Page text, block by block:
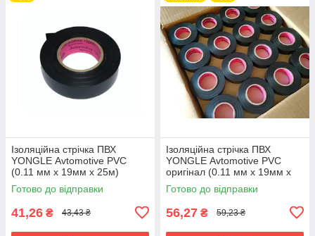
Ізоляційна стрічка ПВХ
YONGLE Avtomotive PVC
(0.11 мм х 19мм х 25м)
Готово до відправки
41,26 ₴ 43,43 ₴
Ізоляційна стрічка ПВХ
YONGLE Avtomotive PVC
оригінал (0.11 мм х 19мм х
25м)
Готово до відправки
56,27 ₴ 59,23 ₴